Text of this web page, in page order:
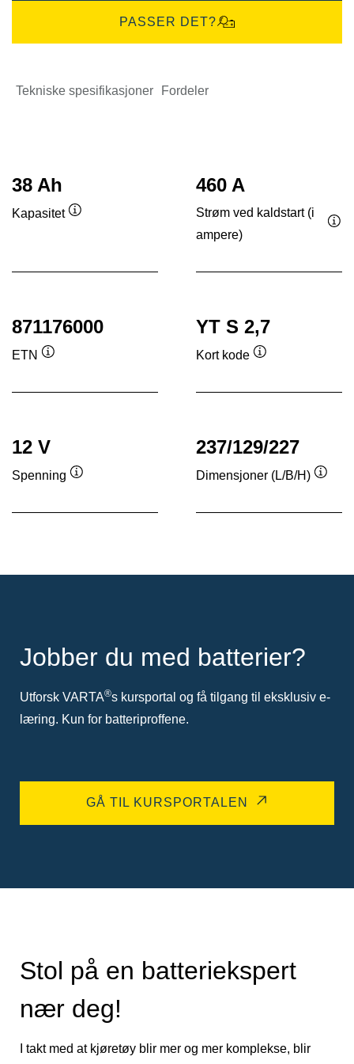
PASSER DET?
Tekniske spesifikasjoner Fordeler
38 Ah
Kapasitet
460 A
Strøm ved kaldstart (i
ampere)
871176000
ETN
YT S 2,7
Kort kode
12 V
Spenning
237/129/227
Dimensjoner (L/B/H)
Jobber du med batterier?
Utforsk VARTA®s kursportal og få tilgang til eksklusiv e-
læring. Kun for batteriproffene.
GÅ TIL KURSPORTALEN
Stol på en batteriekspert
nær deg!
I takt med at kjøretøy blir mer og mer komplekse, blir